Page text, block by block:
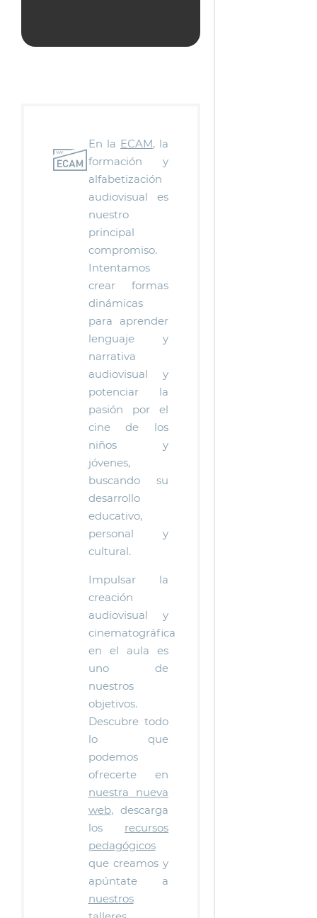
En la ECAM, la
formación y
alfabetización
audiovisual es
nuestro
principal
compromiso.
Intentamos
crear formas
dinámicas
para aprender
lenguaje y
narrativa
audiovisual y
potenciar la
pasión por el
cine de los
niños y
jóvenes,
buscando su
desarrollo
educativo,
personal y
cultural.
Impulsar la
creación
audiovisual y
cinematográfica
en el aula es
uno de
nuestros
objetivos.
Descubre todo
lo que
podemos
ofrecerte en
nuestra nueva
web, descarga
los recursos
pedagógicos
que creamos y
apúntate a
nuestros